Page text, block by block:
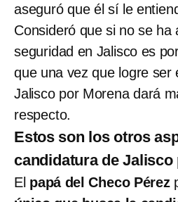
aseguró que él sí le
Consideró que si no se ha
seguridad en Jalisco es
que una vez que logre ser
Jalisco por Morena dará
respecto.
Estos son los otros
candidatura de Jalisco
El papá del Checo Pérez